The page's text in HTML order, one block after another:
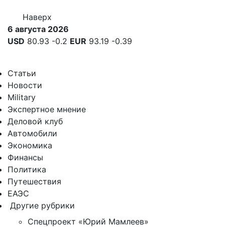
Наверх
6 августа 2026
USD 80.93 -0.2 EUR 93.19 -0.39
Статьи
Новости
Military
Экспертное мнение
Деловой клуб
Автомобили
Экономика
Финансы
Политика
Путешествия
ЕАЭС
Другие рубрики
Спецпроект «Юрий Мамлеев»